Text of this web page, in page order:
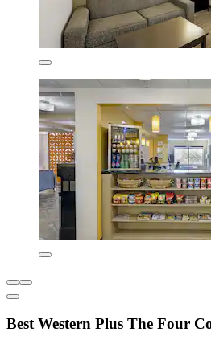
Best Western Plus The Four